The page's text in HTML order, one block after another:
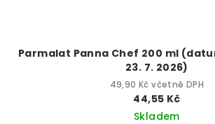
Parmalat Panna Chef 200 ml
23. 7. 2026)
49,90 Kč včetně DPH
44,55 Kč
Skladem